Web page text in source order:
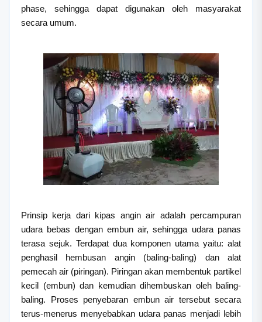
phase, sehingga dapat digunakan oleh masyarakat
secara umum.
Prinsip kerja dari kipas angin air adalah percampuran
udara bebas dengan embun air, sehingga udara panas
terasa sejuk. Terdapat dua komponen utama yaitu: alat
penghasil hembusan angin (baling-baling) dan alat
pemecah air (piringan). Piringan akan membentuk partikel
kecil (embun) dan kemudian dihembuskan oleh baling-
baling. Proses penyebaran embun air tersebut secara
terus-menerus menyebabkan udara panas menjadi lebih